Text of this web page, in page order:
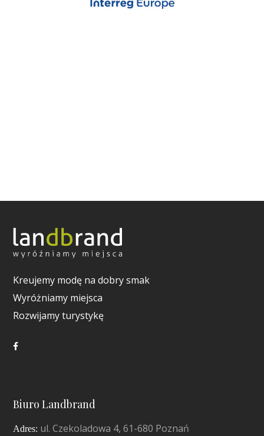
Kreujemy modę na dobry smak
Wyróżniamy miejsca
Rozwijamy turystykę
Biuro Landbrand
Adres: ul. Czekoladowa 4, 61-680 Poznań